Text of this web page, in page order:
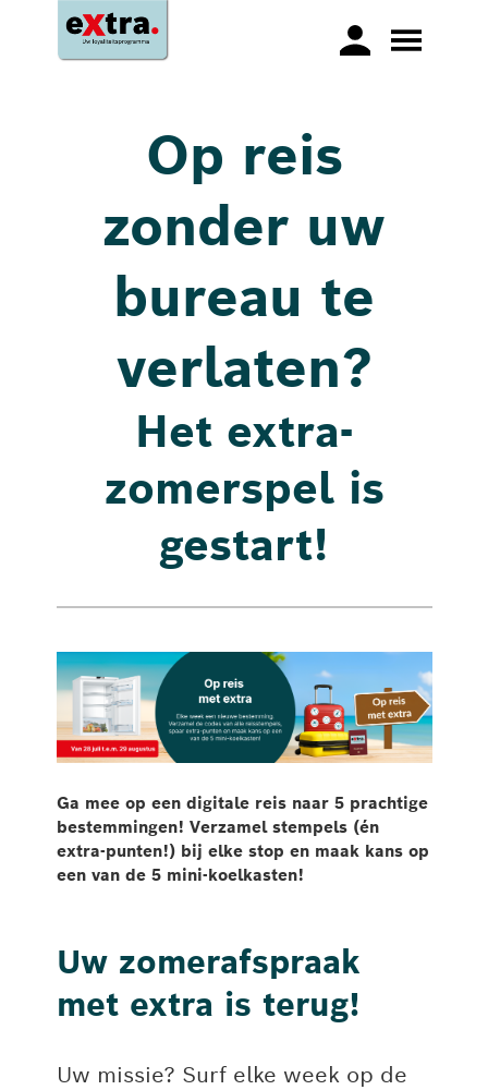
Op reis
zonder uw
bureau te
verlaten?
Het extra-
zomerspel is
gestart!
Ga mee op een digitale reis naar 5 prachtige
bestemmingen! Verzamel stempels (én
extra-punten!) bij elke stop en maak kans op
een van de 5 mini-koelkasten!
Uw zomerafspraak
met extra is terug!
Uw missie? Surf elke week op de